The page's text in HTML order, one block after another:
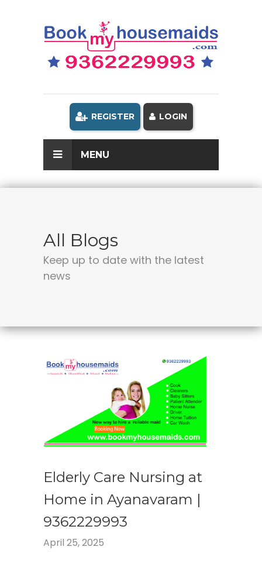
REGISTER LOGIN
MENU
All Blogs
Keep up to date with the latest
news
Elderly Care Nursing at
Home in Ayanavaram |
9362229993
April 25, 2025